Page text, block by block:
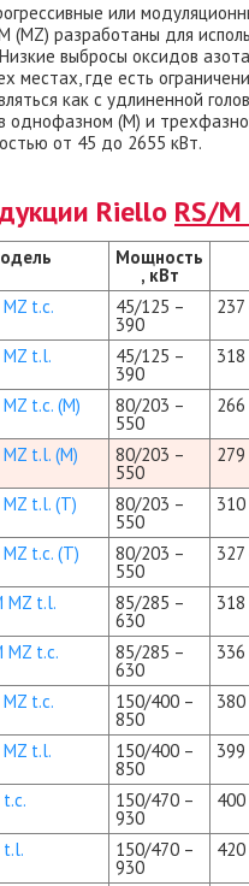
или
(MZ) разработаны для
выбросы оксидов
местах, где есть
как с удлиненной
однофазном (М) и
от 45 до 2655 кВт.
Riello RS/
Мощность
, кВт
t.c. 45/125 –
390
237
t.l. 45/125 –
390
318
t.c. (M) 80/203 –
550
t.l. (M) 80/203 –
550
t.l. (T) 80/203 –
550
t.c. (T) 80/203 –
550
327
MZ t.l. 85/285 –
630
318
MZ t.c. 85/285 –
630
t.c. 150/400 –
850
t.l. 150/400 –
850
150/470 –
930
t.l. 150/470 –
930